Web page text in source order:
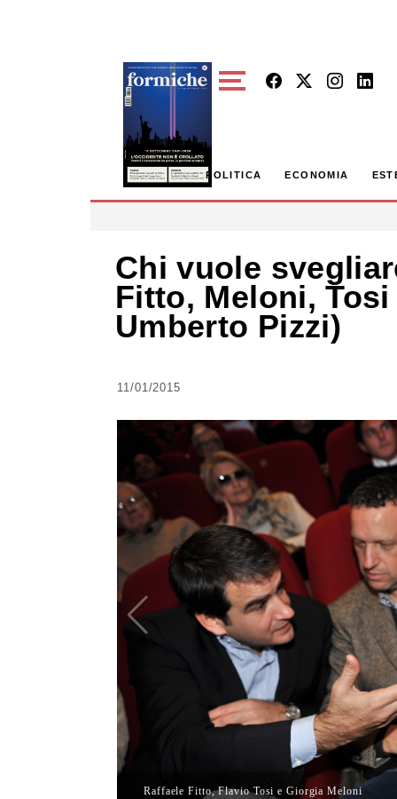
POLITICA ECONOMIA
Chi vuole
Fitto, Meloni,
Umberto Pizzi)
11/01/2015
Raffaele Fitto, Flavio Tosi e Giorgia Meloni